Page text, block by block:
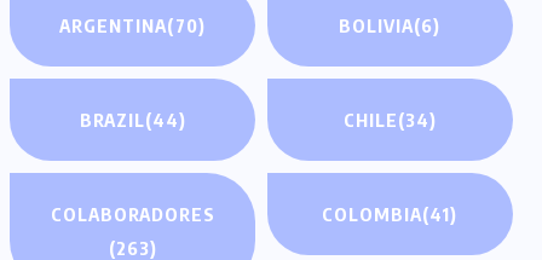
ARGENTINA(70) BOLIVIA(6)
BRAZIL(44) CHILE(34)
COLABORADORES
(263)
COLOMBIA(41)